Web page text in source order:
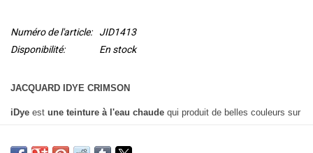
Numéro de l'article:
JID1413
Disponibilité:
En stock
JACQUARD IDYE CRIMSON
iDye est une teinture à l'eau chaude qui produit de belles couleurs sur
jute et le lin. iDye peut être utilisé